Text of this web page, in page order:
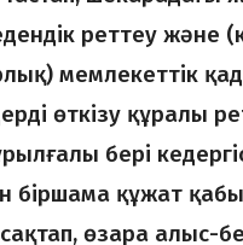
реттеу және
мемлекеттік
өткізу құралы
бері
біршама құжат
сақтап, өзара алыс-